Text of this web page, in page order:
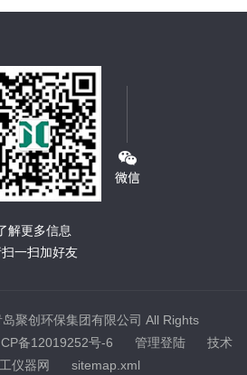
解更多信息
一扫加好友
聚创环保集团有限公司 All Rights
备12019252号-6 管理登陆技术
仪器网 sitemap.xml